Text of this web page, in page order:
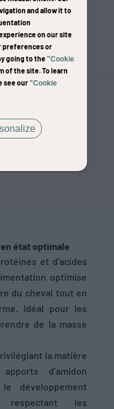
liée à l’âge
état optimale
et d’acides
optimise
du cheval tout en
Idéal pour les
de la masse
la matière
d’amidon
développement
les
and allow it to
on our site
preferences or
going to the "Cookie
of the site. To learn
see our"Cookie